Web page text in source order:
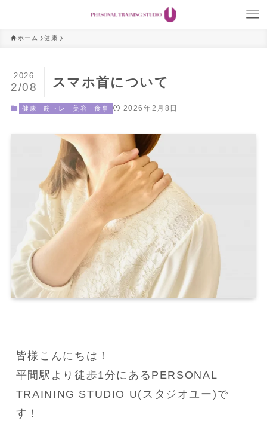
ホーム 健康
スマホ首について
2026
2/08
健康 筋トレ 美容 食事 2026年2月8日
皆様こんにちは！
平間駅より徒歩1分にあるPERSONAL
TRAINING STUDIO U(スタジオユー)で
す！